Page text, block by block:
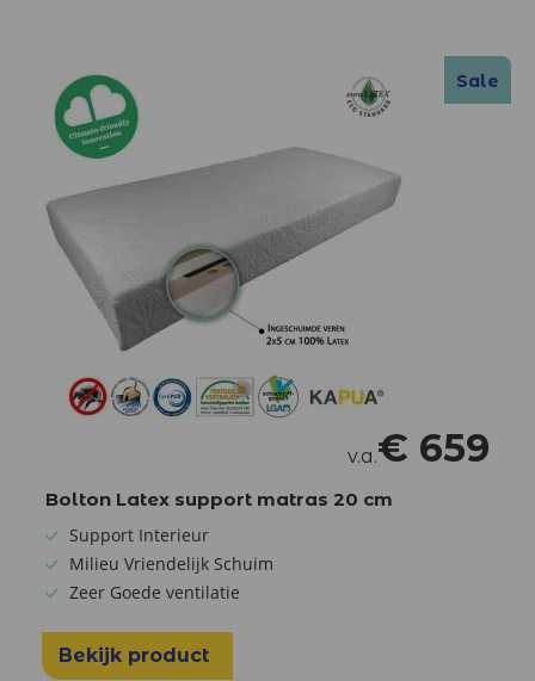
Sale
v.a.€ 659
Bolton Latex support matras 20 cm
Support Interieur
Milieu Vriendelijk Schuim
Zeer Goede ventilatie
Bekijk product